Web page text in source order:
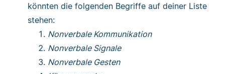
könnten die folgenden Begriffe auf deiner Liste
stehen:
Nonverbale Kommunikation
Nonverbale Signale
Nonverbale Gesten